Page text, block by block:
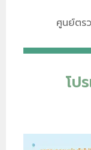
ศูนย์ตร
โป